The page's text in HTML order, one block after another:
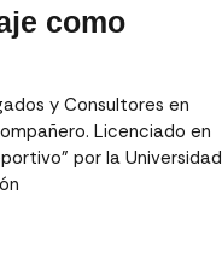
como
y Consultores en
Licenciado en
por la Universidad